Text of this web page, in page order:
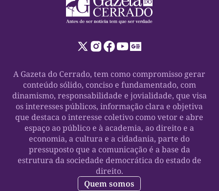
A Gazeta do Cerrado, tem como compromisso gerar
conteúdo sólido, conciso e fundamentado, com
dinamismo, responsabilidade e jovialidade, que visa
os interesses públicos, informação clara e objetiva
que destaca o interesse coletivo como vetor e abre
espaço ao público e à academia, ao direito e a
economia, a cultura e a cidadania, parte do
pressuposto que a comunicação é a base da
estrutura da sociedade democrática do estado de
direito.
Quem somos